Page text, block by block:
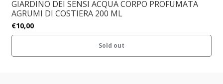
GIARDINO DEI SENSI ACQUA CORPO PROFUMATA
AGRUMI DI COSTIERA 200 ML
€10,00
Sold out